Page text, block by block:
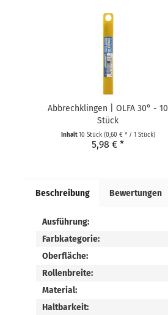
Abbrechklingen | OLFA 30° - 10
Stück
Inhalt10 Stück (0,60 € * / 1 Stück)
5,98 € *
Beschreibung Bewertungen
Ausführung:
Farbkategorie:
Oberfläche:
Rollenbreite:
Material:
Haltbarkeit: